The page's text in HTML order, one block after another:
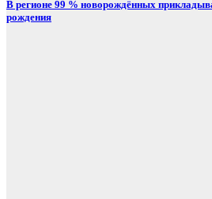
В регионе 99 % новорождённых
рождения